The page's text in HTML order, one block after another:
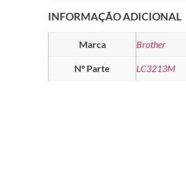
INFORMAÇÃO ADICIONAL
Marca Brother
Nº Parte LC3213M